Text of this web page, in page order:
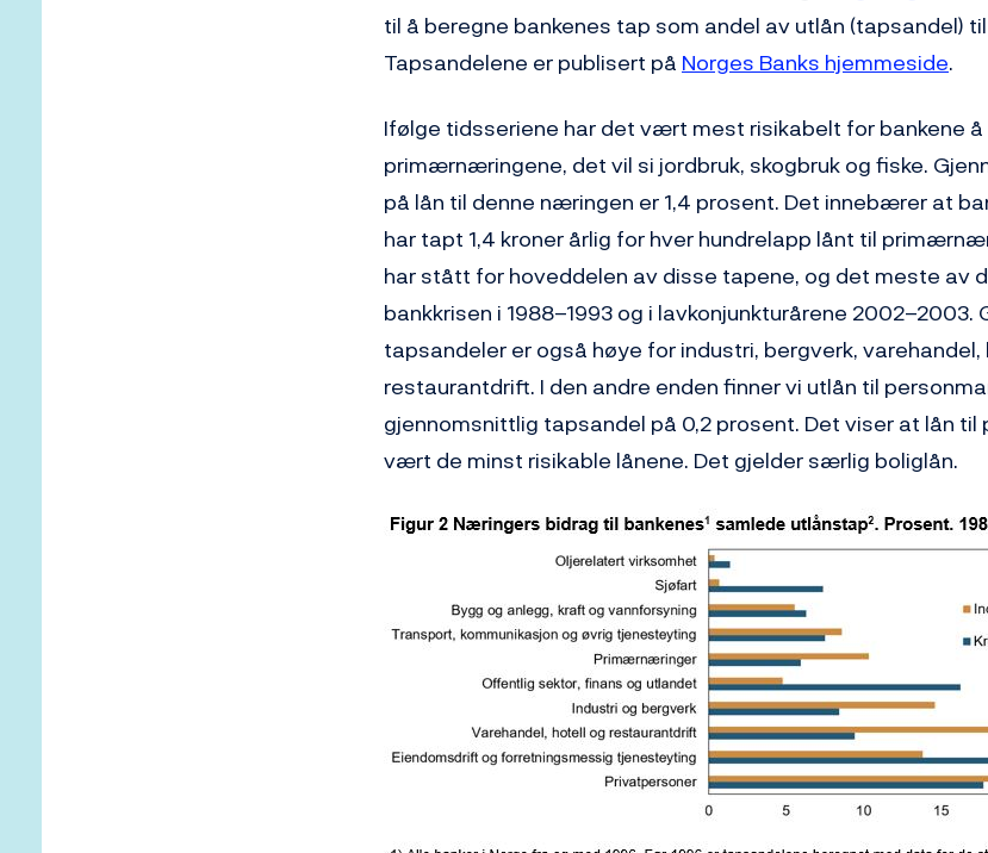
til å beregne bankenes tap som andel av utlån (tapsandel)
Tapsandelene er publisert på Norges Banks hjemmeside.
Ifølge tidsseriene har det vært mest risikabelt for bankene å
primærnæringene, det vil si jordbruk, skogbruk og fiske.
på lån til denne næringen er 1,4 prosent. Det innebærer at
har tapt 1,4 kroner årlig for hver hundrelapp lånt til
har stått for hoveddelen av disse tapene, og det meste av
bankkrisen i 1988–1993 og i lavkonjunkturårene 2002–2003.
tapsandeler er også høye for industri, bergverk, varehandel,
restaurantdrift. I den andre enden finner vi utlån til
gjennomsnittlig tapsandel på 0,2 prosent. Det viser at lån til
vært de minst risikable lånene. Det gjelder særlig boliglån.